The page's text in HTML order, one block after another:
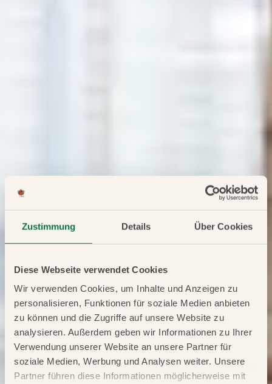
Zustimmung Details Über Cookies
Diese Webseite verwendet Cookies
Wir verwenden Cookies, um Inhalte und Anzeigen zu
personalisieren, Funktionen für soziale Medien anbieten
zu können und die Zugriffe auf unsere Website zu
analysieren. Außerdem geben wir Informationen zu Ihrer
Verwendung unserer Website an unsere Partner für
soziale Medien, Werbung und Analysen weiter. Unsere
Partner führen diese Informationen möglicherweise mit